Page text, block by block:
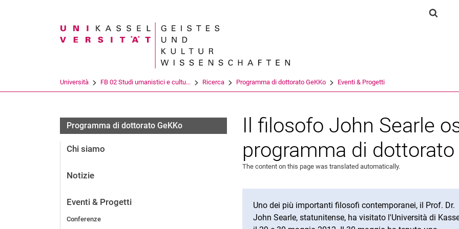
Jump directly to: content
Jump directly to: search
Jump directly to: main
Search term
Università FB 02 Studi umanistici e cultu... Ricerca Programma di dottorato GeKKo Eventi & Progetti
Archiv
Programma di dottorato GeKKo
Chi siamo
Notizie
Eventi & Progetti
Conferenze
Il filosofo John Searle
programma di dottorato
The content on this page was translated automatically.
Uno dei più importanti filosofi contemporanei, il Prof. Dr.
John Searle, statunitense, ha visitato l'Università di